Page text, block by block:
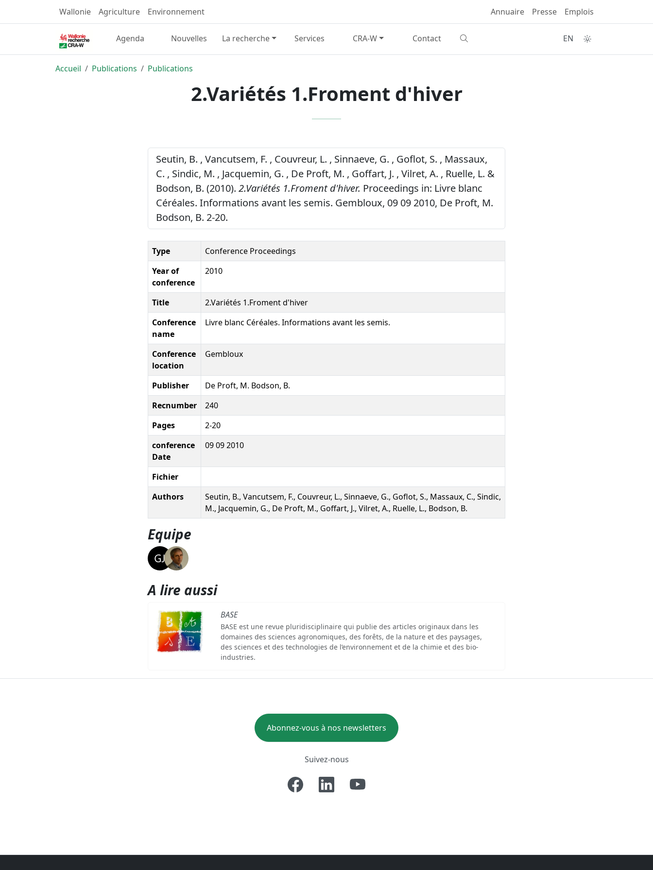
Wallonie Agriculture Environnement Annuaire Presse Emplois
Agenda Nouvelles La recherche Services CRA-W Contact EN
Accueil Publications Publications
2.Variétés 1.Froment d'hiver
Seutin, B. , Vancutsem, F. , Couvreur, L. , Sinnaeve, G. , Goflot, S. , Massaux,
C. , Sindic, M. , Jacquemin, G. , De Proft, M. , Goffart, J. , Vilret, A. , Ruelle, L. &
Bodson, B. (2010). 2.Variétés 1.Froment d'hiver. Proceedings in: Livre blanc
Céréales. Informations avant les semis. Gembloux, 09 09 2010, De Proft, M.
Bodson, B. 2-20.
Type
Conference Proceedings
Year of
conference
2010
Title
2.Variétés 1.Froment d'hiver
Conference
name
Livre blanc Céréales. Informations avant les semis.
Conference
location
Gembloux
Publisher
De Proft, M. Bodson, B.
Recnumber
240
Pages
2-20
conference
Date
09 09 2010
Fichier
Authors
Seutin, B., Vancutsem, F., Couvreur, L., Sinnaeve, G., Goflot, S., Massaux, C., Sindic,
M., Jacquemin, G., De Proft, M., Goffart, J., Vilret, A., Ruelle, L., Bodson, B.
Equipe
A lire aussi
BASE
BASE est une revue pluridisciplinaire qui publie des articles originaux dans les
domaines des sciences agronomiques, des forêts, de la nature et des paysages,
des sciences et des technologies de l’environnement et de la chimie et des bio-
industries.
Abonnez-vous à nos newsletters
Suivez-nous